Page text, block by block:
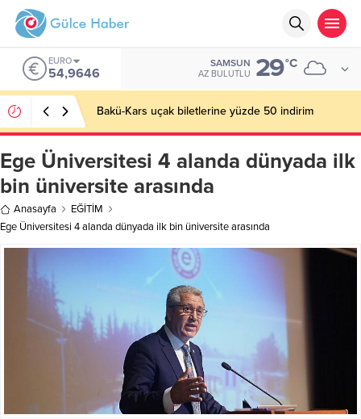
EURO
54,9646
SAMSUN
AZ BULUTLU 29°C
Bakü-Kars uçak biletlerine yüzde 50 indirim
Ege Üniversitesi 4 alanda dünyada ilk
bin üniversite arasında
Anasayfa
EĞİTİM
Ege Üniversitesi 4 alanda dünyada ilk bin üniversite arasında